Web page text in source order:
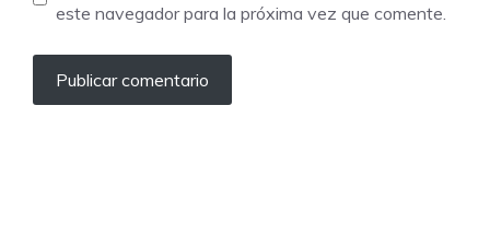
este navegador para la próxima vez que comente.